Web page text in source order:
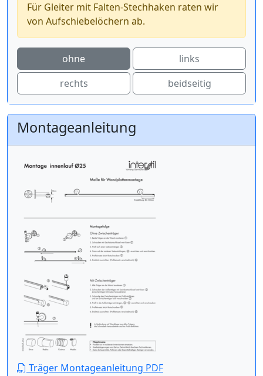
Für Gleiter mit Falten-Stechhaken raten wir
von Aufschiebelöchern ab.
ohne
links
rechts
beidseitig
Montageanleitung
Träger Montageanleitung PDF